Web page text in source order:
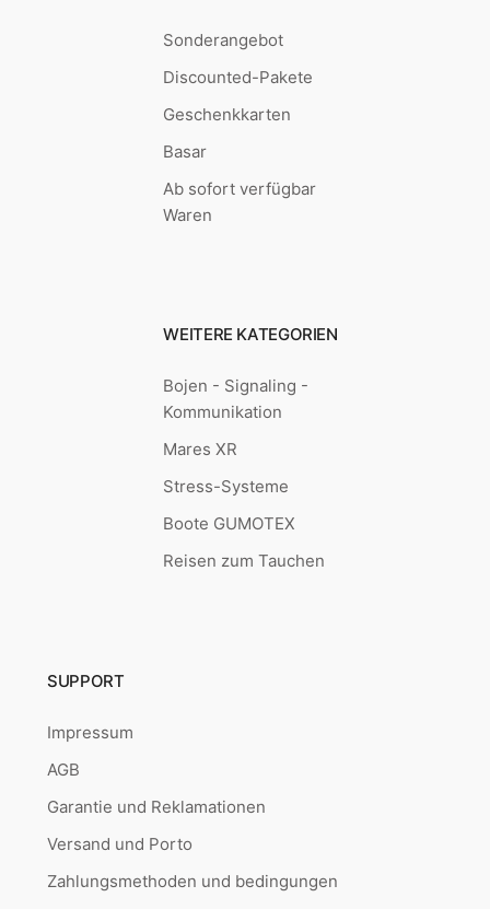
Sonderangebot
Discounted-Pakete
Geschenkkarten
Basar
Ab sofort verfügbar
Waren
WEITERE KATEGORIEN
Bojen - Signaling -
Kommunikation
Mares XR
Stress-Systeme
Boote GUMOTEX
Reisen zum Tauchen
SUPPORT
Impressum
AGB
Garantie und Reklamationen
Versand und Porto
Zahlungsmethoden und bedingungen